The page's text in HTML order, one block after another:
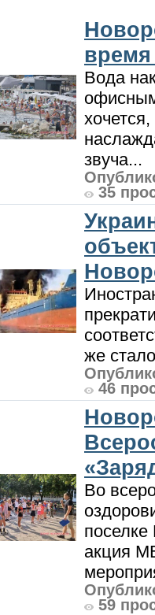
Вода
звуча...
35
же
46
Во
акция
59